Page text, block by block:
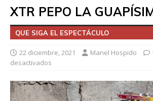
XTR PEPO LA
QUE SIGA EL ESPECTÁCULO
22 diciembre, 2021 Manel Hospido
desactivados